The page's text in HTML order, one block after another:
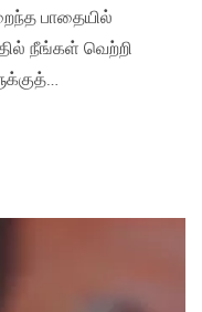
பாதையில்
நீங்கள் வெற்றி